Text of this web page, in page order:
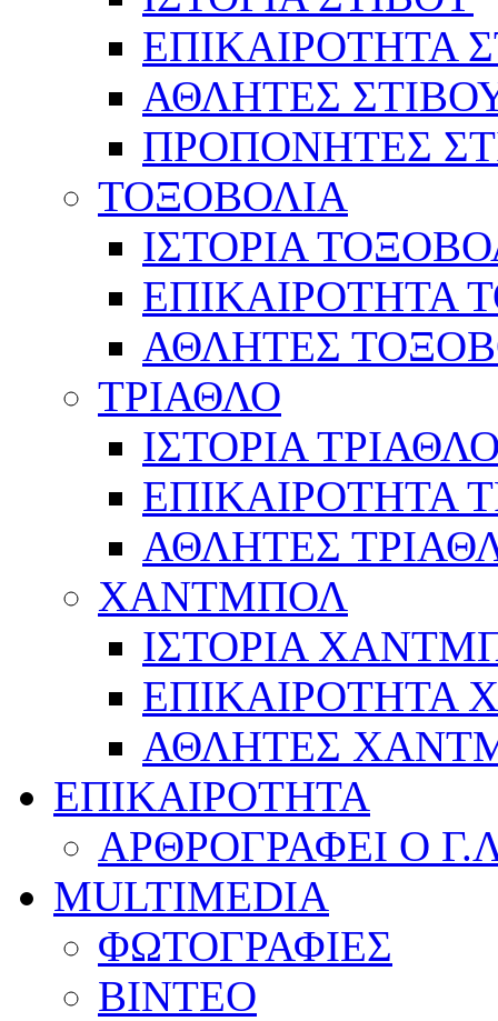
ΕΠΙΚΑΙΡΟΤΗΤΑ
ΑΘΛΗΤΕΣ
ΠΡΟΠΟΝΗΤΕΣ
ΤΟΞΟΒΟΛΙΑ
ΙΣΤΟΡΙΑ
ΕΠΙΚΑΙΡΟΤΗΤΑ
ΑΘΛΗΤΕΣ
ΤΡΙΑΘΛΟ
ΙΣΤΟΡΙΑ
ΕΠΙΚΑΙΡΟΤΗΤΑ
ΑΘΛΗΤΕΣ
ΧΑΝΤΜΠΟΛ
ΙΣΤΟΡΙΑ
ΕΠΙΚΑΙΡΟΤΗΤΑ
ΑΘΛΗΤΕΣ
ΕΠΙΚΑΙΡΟΤΗΤΑ
ΑΡΘΡΟΓΡΑΦΕΙ Ο
MULTIMEDIA
ΦΩΤΟΓΡΑΦΙΕΣ
ΒΙΝΤΕΟ